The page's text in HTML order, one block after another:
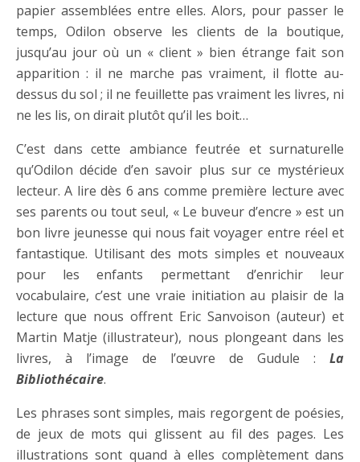
papier assemblées entre elles. Alors, pour passer le
temps, Odilon observe les clients de la boutique,
jusqu’au jour où un « client » bien étrange fait son
apparition : il ne marche pas vraiment, il flotte au-
dessus du sol ; il ne feuillette pas vraiment les livres, ni
ne les lis, on dirait plutôt qu’il les boit…
C’est dans cette ambiance feutrée et surnaturelle
qu’Odilon décide d’en savoir plus sur ce mystérieux
lecteur. A lire dès 6 ans comme première lecture avec
ses parents ou tout seul, « Le buveur d’encre » est un
bon livre jeunesse qui nous fait voyager entre réel et
fantastique. Utilisant des mots simples et nouveaux
pour les enfants permettant d’enrichir leur
vocabulaire, c’est une vraie initiation au plaisir de la
lecture que nous offrent Eric Sanvoison (auteur) et
Martin Matje (illustrateur), nous plongeant dans les
livres, à l’image de l’œuvre de Gudule : La
Bibliothécaire.
Les phrases sont simples, mais regorgent de poésies,
de jeux de mots qui glissent au fil des pages. Les
illustrations sont quand à elles complètement dans